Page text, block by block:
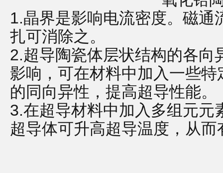
1.晶界是影响电流密度。磁通
扎可消除之。
2.超导陶瓷体层状结构的各向
影响，可在材料中加入一些
的同向异性，提高超导性能。
3.在超导材料中加入多组元元
超导体可升高超导温度，从